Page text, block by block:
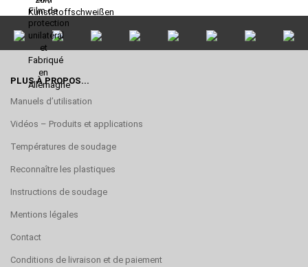
PLUS À PROPOS...
Manuels d’utilisation
Vidéos – Produits et applications
Températures de soudage
Reconnaître les plastiques
Instructions de soudage
Mentions légales
Contact
Conditions de livraison et de paiement